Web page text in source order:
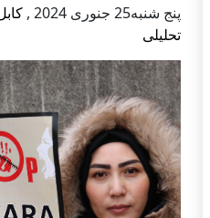
پنج شنبه25 جنوری 2024 ,
تحلیلی